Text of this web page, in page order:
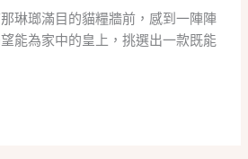
琳瑯滿目的貓糧牆前，感到一陣陣
能為家中的皇上，挑選出一款既能